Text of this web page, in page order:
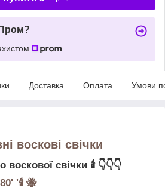
Доставка Оплата Умови
воскові свічки
воскової свічки 🕯 👇👇👇
'🕯 🐝